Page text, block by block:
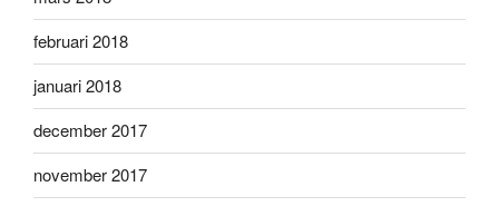
februari 2018
januari 2018
december 2017
november 2017